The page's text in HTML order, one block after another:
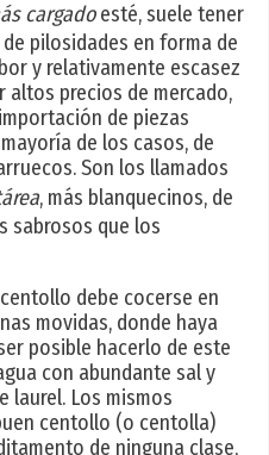
cargadoesté, suele tener
pilosidades en forma de
y relativamente escasez
altos precios de mercado,
de piezas
de los casos, de
Son los llamados
, más blanquecinos, de
sabrosos que los
debe cocerse en
movidas, donde haya
posible hacerlo de este
con abundante sal y
laurel. Los mismos
centollo (o centolla)
de ninguna clase,